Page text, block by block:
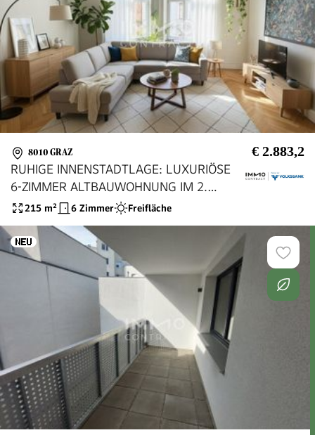
8010 GRAZ € 2.883,2
RUHIGE INNENSTADTLAGE: LUXURIÖSE
6-ZIMMER ALTBAUWOHNUNG IM 2.
STOCK
215 m² 6 Zimmer Freifläche